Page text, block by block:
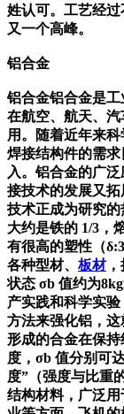
姓认可。工艺经
又一个高峰。
铝合金
铝合金铝合金是工
在航空、航天、汽
用。随着近年来
焊接结构件的需
入。铝合金的广
接技术的发展又
技术正成为研究的
大约是铁的 1/3，
有很高的塑性（
各种型材、 板材，
状态 σb 值约为
产实践和科学实
方法来强化铝，
形成的合金在保
度，σb 值分别可
度”（强度与比重
结构材料，广泛